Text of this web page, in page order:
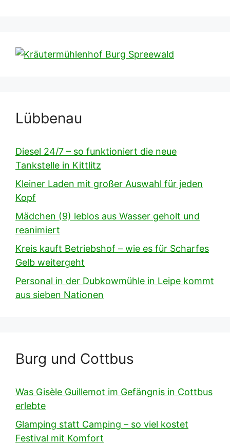
Lübbenau
Diesel 24/7 – so funktioniert die neue
Tankstelle in Kittlitz
Kleiner Laden mit großer Auswahl für jeden
Kopf
Mädchen (9) leblos aus Wasser geholt und
reanimiert
Kreis kauft Betriebshof – wie es für Scharfes
Gelb weitergeht
Personal in der Dubkowmühle in Leipe kommt
aus sieben Nationen
Burg und Cottbus
Was Gisèle Guillemot im Gefängnis in Cottbus
erlebte
Glamping statt Camping – so viel kostet
Festival mit Komfort